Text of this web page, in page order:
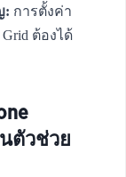
: การตั้งค่า
ต้องได้
นตัวช่วย